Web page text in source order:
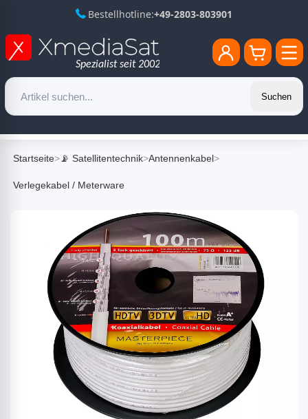
Bestellhotline:+49-2803-803901
Suchen
Startseite>📡 Satellitentechnik>Antennenkabel>
Verlegekabel / Meterware